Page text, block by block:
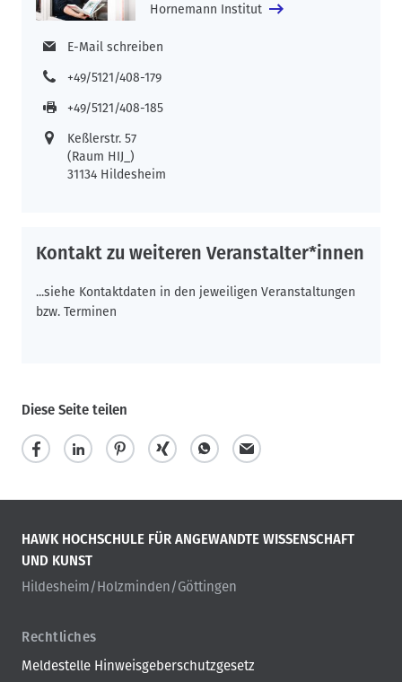
Hornemann Institut
E-Mail schreiben
+49/5121/408-179
+49/5121/408-185
Keßlerstr. 57
(Raum HIJ_)
31134 Hildesheim
Kontakt zu weiteren Veranstalter*innen
...siehe Kontaktdaten in den jeweiligen Veranstaltungen
bzw. Terminen
Diese Seite teilen
HAWK HOCHSCHULE FÜR ANGEWANDTE WISSENSCHAFT
UND KUNST
Hildesheim/Holzminden/Göttingen
Rechtliches
Meldestelle Hinweisgeberschutzgesetz